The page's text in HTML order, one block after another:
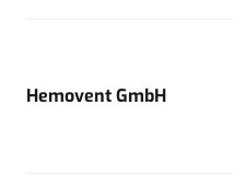
Hemovent GmbH